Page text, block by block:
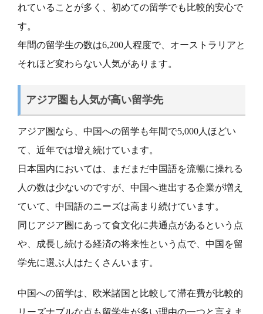
れていることが多く、初めての留学でも比較的安心で
す。
年間の留学生の数は6,200人程度で、オーストラリアと
それほど変わらない人気があります。
アジア圏も人気が高い留学先
アジア圏なら、中国への留学も年間で5,000人ほどい
て、近年では増え続けています。
日本国内においては、まだまだ中国語を流暢に操れる
人の数は少ないのですが、中国へ進出する企業が増え
ていて、中国語のニーズは高まり続けています。
同じアジア圏にあって食文化に共通点があるという点
や、成長し続ける経済の将来性という点で、中国を留
学先に選ぶ人はたくさんいます。
中国への留学は、欧米諸国と比較して滞在費が比較的